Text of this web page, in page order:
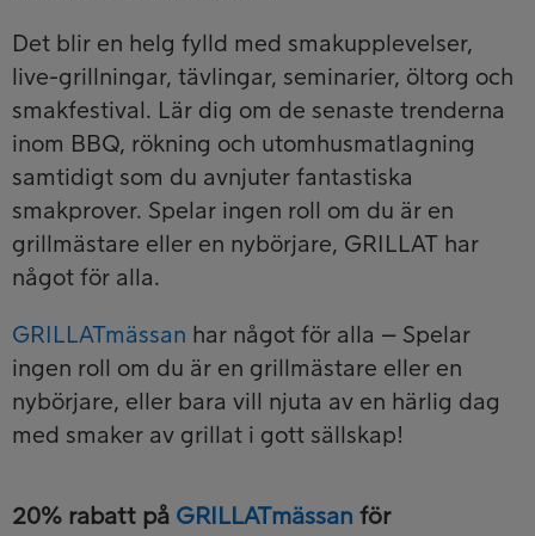
Det blir en helg fylld med smakupplevelser,
live-grillningar, tävlingar, seminarier, öltorg och
smakfestival. Lär dig om de senaste trenderna
inom BBQ, rökning och utomhusmatlagning
samtidigt som du avnjuter fantastiska
smakprover. Spelar ingen roll om du är en
grillmästare eller en nybörjare, GRILLAT har
något för alla.
GRILLATmässan har något för alla – Spelar
ingen roll om du är en grillmästare eller en
nybörjare, eller bara vill njuta av en härlig dag
med smaker av grillat i gott sällskap!
20% rabatt på GRILLATmässan för